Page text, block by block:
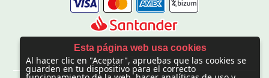
CONTACTO
Esta página web usa cookies
Al hacer clic en "Aceptar", apruebas que las cookies se
guarden en tu dispositivo para el correcto